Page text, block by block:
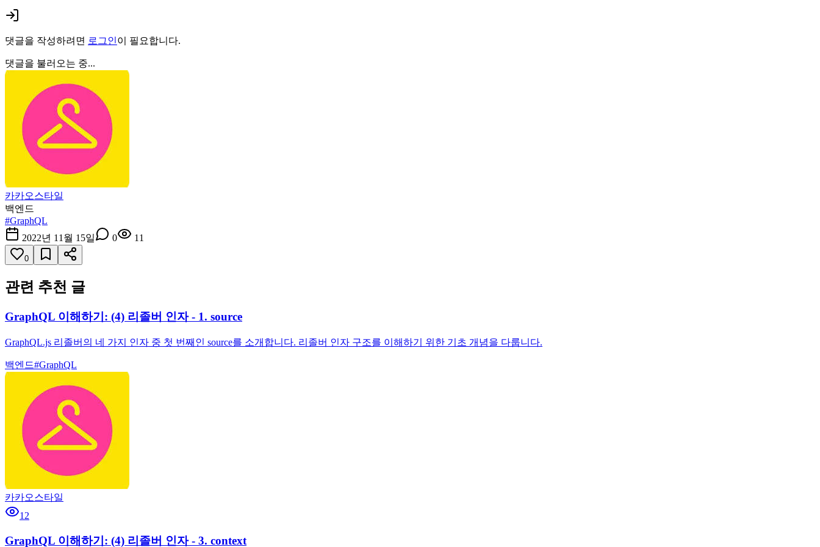
댓글을 작성하려면 로그인이 필요합니다.
댓글을 불러오는 중...
카카오스타일
백엔드
#GraphQL
2022년 11월 15일
0 11
0
관련 추천 글
GraphQL 이해하기: (4) 리졸버 인자 - 1. source
GraphQL.js 리졸버의 네 가지 인자 중 첫 번째인 source를 소개합니다. 리졸버 인자 구조를 이해하기 위한 기초 개념을 다룹니다.
백엔드#GraphQL
카카오스타일
12
GraphQL 이해하기: (4) 리졸버 인자 - 3. context